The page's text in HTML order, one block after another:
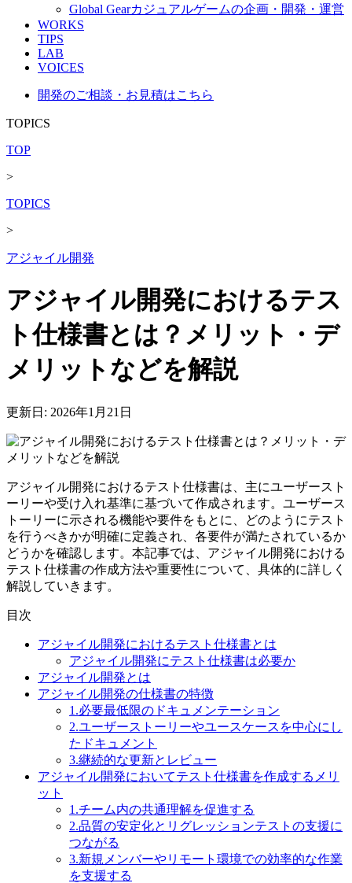
Global Gearカジュアルゲームの企画・開発・運営
WORKS
TIPS
LAB
VOICES
開発のご相談・お見積はこちら
TOPICS
TOP
>
TOPICS
>
アジャイル開発
アジャイル開発におけるテス
ト仕様書とは？メリット・デ
メリットなどを解説
更新日: 2026年1月21日
アジャイル開発におけるテスト仕様書は、主にユーザースト
ーリーや受け入れ基準に基づいて作成されます。ユーザース
トーリーに示される機能や要件をもとに、どのようにテスト
を行うべきかが明確に定義され、各要件が満たされているか
どうかを確認します。本記事では、アジャイル開発における
テスト仕様書の作成方法や重要性について、具体的に詳しく
解説していきます。
目次
アジャイル開発におけるテスト仕様書とは
アジャイル開発にテスト仕様書は必要か
アジャイル開発とは
アジャイル開発の仕様書の特徴
1.必要最低限のドキュメンテーション
2.ユーザーストーリーやユースケースを中心にし
たドキュメント
3.継続的な更新とレビュー
アジャイル開発においてテスト仕様書を作成するメリ
ット
1.チーム内の共通理解を促進する
2.品質の安定化とリグレッションテストの支援に
つながる
3.新規メンバーやリモート環境での効率的な作業
を支援する